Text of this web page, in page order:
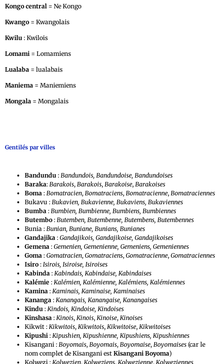
Kongo central = Ne Kongo
Kwango = Kwangolais
Kwilu : Kwilois
Lomami = Lomamiens
Lualaba = lualabais
Maniema = Maniemiens
Mongala = Mongalais
Gentilés par villes
Bandundu : Bandundois, Bandundoise, Bandundoises
Baraka: Barakois, Barakois, Barakoise, Barakoises
Boma : Bomatracien, Bomatraciens, Bomatracienne, Bomatraciennes
Bukavu : Bukavien, Bukavienne, Bukaviens, Bukaviennes
Bumba : Bumbien, Bumbienne, Bumbiens, Bumbiennes
Butembo : Butemben, Butembenne, Butembens, Butembennes
Bunia : Bunian, Buniane, Bunians, Bunianes
Gandajika : Gandajikois, Gandajikoise, Gandajikoises
Gemena : Gemenien, Gemenienne, Gemeniens, Gemeniennes
Goma : Gomatracien, Gomatraciens, Gomatracienne, Gomatraciennes
Isiro : Isirois, Isiroise, Isiroises
Kabinda : Kabindais, Kabindaise, Kabindaises
Kalémie : Kalémien, Kalémienne, Kalémiens, Kalémiennes
Kamina : Kaminais, Kaminaise, Kaminaises
Kananga : Kanangais, Kanangaise, Kanangaises
Kindu : Kindois, Kindoise, Kindoises
Kinshasa : Kinois, Kinois, Kinoise, Kinoises
Kikwit : Kikwitois, Kikwitois, Kikwitoise, Kikwitoises
Kipushi : Kipushien, Kipushienne, Kipushiens, Kipushiennes
Kisangani : Boyomais, Boyomais, Boyomaise, Boyomaises (car le
nom complet de Kisangani est Kisangani Boyoma)
Kolwezi : Kolwezien, Kolweziens, Kolwezienne, Kolweziennes